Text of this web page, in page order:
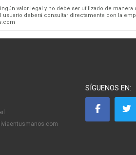
valor legal y no debe ser utilizado de manera
deberá consultar directamente con la
SÍGUENOS EN: